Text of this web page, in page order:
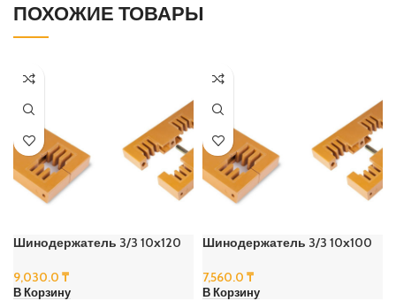
ПОХОЖИЕ ТОВАРЫ
Шинодержатель 3/3 10х120
9,030.0 ₸
В Корзину
Шинодержатель 3/3 10х100
7,560.0 ₸
В Корзину